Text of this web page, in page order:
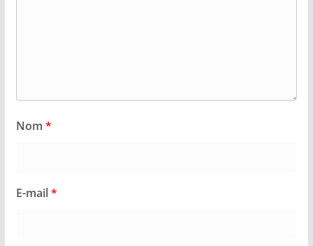
Nom *
E-mail*